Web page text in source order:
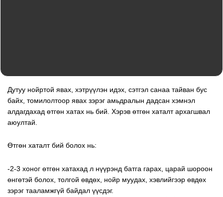
Дутуу нойртой явах, хэтрүүлэн идэх, сэтгэл санаа тайван бус
байх, томилолтоор явах зэрэг амьдралын дадсан хэмнэл
алдагдахад өтгөн хатах нь бий. Хэрэв өтгөн хаталт архагшвал
аюултай.
Өтгөн хаталт бий болох нь:
-2-3 хоног өтгөн хатахад л нүүрэнд батга гарах, царай шороон
өнгөтэй болох, толгой өвдөх, нойр муудах, хэвлийгээр өвдөх
зэрэг тааламжгүй байдал үүсдэг.